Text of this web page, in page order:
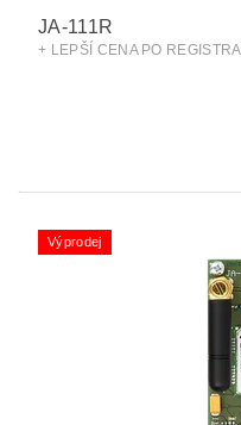
JA-111R
+ LEPŠÍ CENA PO
Výprodej